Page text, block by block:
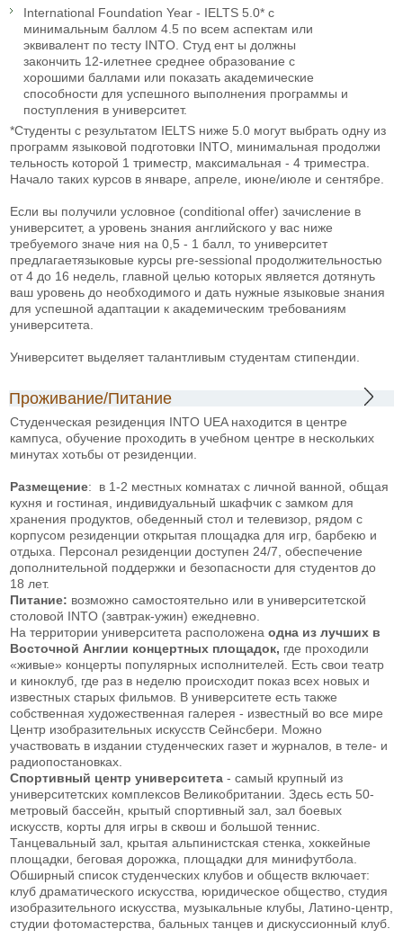
International Foundation Year - IELTS 5.0* с
минимальным баллом 4.5 по всем аспектам или
эквивалент по тесту INTO. Студ ент ы должны
закончить 12-илетнее среднее образование с
хорошими баллами или показать академические
способности для успешного выполнения программы и
поступления в университет.
*Студенты с результатом IELTS ниже 5.0 могут выбрать одну из
программ языковой подготовки INTO, минимальная продолжи
тельность которой 1 триместр, максимальная - 4 триместра.
Начало таких курсов в январе, апреле, июне/июле и сентябре.
Если вы получили условное (conditional offer) зачисление в
университет, а уровень знания английского у вас ниже
требуемого значе ния на 0,5 - 1 балл, то университет
предлагаетязыковые курсы pre-sessional продолжительностью
от 4 до 16 недель, главной целью которых является дотянуть
ваш уровень до необходимого и дать нужные языковые знания
для успешной адаптации к академическим требованиям
университета.
Университет выделяет талантливым студентам стипендии.
Проживание/Питание
Студенческая резиденция INTO UEA находится в центре
кампуса, обучение проходить в учебном центре в нескольких
минутах хотьбы от резиденции.
Размещение: в 1-2 местных комнатах с личной ванной, общая
кухня и гостиная, индивидуальный шкафчик с замком для
хранения продуктов, обеденный стол и телевизор, рядом с
корпусом резиденции открытая площадка для игр, барбекю и
отдыха. Персонал резиденции доступен 24/7, обеспечение
дополнительной поддержки и безопасности для студентов до
18 лет.
Питание: возможно самостоятельно или в университетской
столовой INTO (завтрак-ужин) ежедневно.
На территории университета расположена одна из лучших в
Восточной Англии концертных площадок, где проходили
«живые» концерты популярных исполнителей. Есть свои театр
и киноклуб, где раз в неделю происходит показ всех новых и
известных старых фильмов. В университете есть также
собственная художественная галерея - известный во все мире
Центр изобразительных искусств Сейнсбери. Можно
участвовать в издании студенческих газет и журналов, в теле- и
радиопостановках.
Спортивный центр университета - самый крупный из
университетских комплексов Великобритании. Здесь есть 50-
метровый бассейн, крытый спортивный зал, зал боевых
искусств, корты для игры в сквош и большой теннис.
Танцевальный зал, крытая альпинистская стенка, хоккейные
площадки, беговая дорожка, площадки для минифутбола.
Обширный список студенческих клубов и обществ включает:
клуб драматического искусства, юридическое общество, студия
изобразительного искусства, музыкальные клубы, Латино-центр,
студии фотомастерства, бальных танцев и дискуссионный клуб.